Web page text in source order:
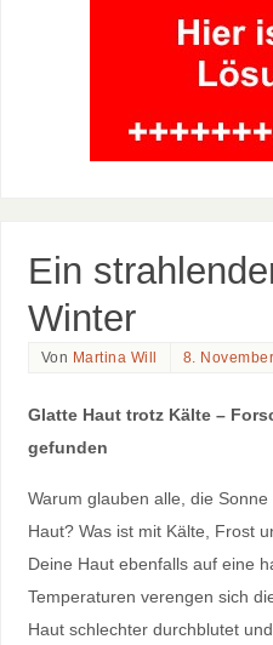
Ein
Winter
Von Martina Will 8.
Glatte Haut trotz Kälte –
gefunden
Warum glauben alle, die
Haut? Was ist mit Kälte, Frost
Deine Haut ebenfalls auf eine
Temperaturen verengen sich
Haut schlechter durchblutet